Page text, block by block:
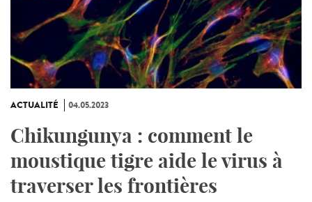
ACTUALITÉ 04.05.2023
Chikungunya : comment le
moustique tigre aide le virus à
traverser les frontières